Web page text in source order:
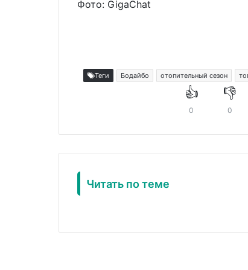
Фото: GigaChat
Теги Бодайбо отопительный сезон
👍
0
👎
0
Читать по теме